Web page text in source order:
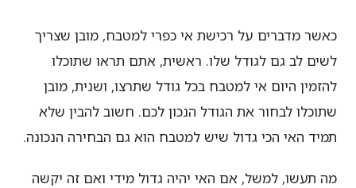
כאשר מדברים על רכישת אי כפרי למטבח, מובן שצריך
לשים לב גם לגודל שלו. ראשית, אתם תראו שתוכלו
להזמין היום אי למטבח בכל גודל שתרצו, ושנית, מובן
שתוכלו לבחור את הגודל הנכון לכם. חשוב להבין שלא
תמיד האי הכי גדול שיש למטבח הוא גם הבחירה הנכונה.
מה תעשו, למשל, אם האי יהיה גדול מידי ואם זה יקשה